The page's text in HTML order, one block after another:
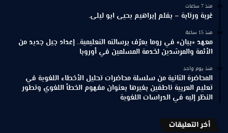
منذ 7 ساعات
غربة ورتابة – بقلم إبراهيم يحيى ابو ليلى.
منذ 15 ساعة
معهد «بيان» في روما يعرّف برسالته التعليمية.. إعداد جيل جديد من
الأئمة والمرشدين لخدمة المسلمين في أوروبا
منذ يوم واحد
المحاضرة الثانية من سلسلة محاضرات تحليل الأخطاء اللغوية في
تعليم العربية ناطقين بغيرها بعنوان مفهوم الخطأ اللغوي وتطور
النظر إليه في الدراسات اللغوية
أخر التعليقات